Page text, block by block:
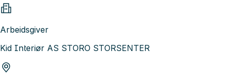
Arbeidsgiver
Kid Interiør AS STORO STORSENTER